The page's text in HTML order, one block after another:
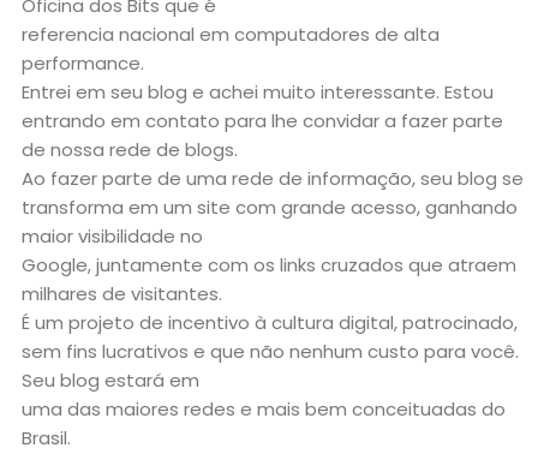
Oficina dos Bits que é
referencia nacional em computadores de alta
performance.
Entrei em seu blog e achei muito interessante. Estou
entrando em contato para lhe convidar a fazer parte
de nossa rede de blogs.
Ao fazer parte de uma rede de informação, seu blog se
transforma em um site com grande acesso, ganhando
maior visibilidade no
Google, juntamente com os links cruzados que atraem
milhares de visitantes.
É um projeto de incentivo à cultura digital, patrocinado,
sem fins lucrativos e que não nenhum custo para você.
Seu blog estará em
uma das maiores redes e mais bem conceituadas do
Brasil.